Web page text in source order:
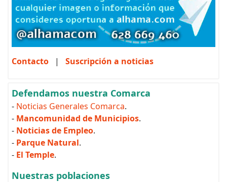
Contacto | Suscripción a noticias
Defendamos nuestra Comarca
- Noticias Generales Comarca.
- Mancomunidad de Municipios.
- Noticias de Empleo.
- Parque Natural.
- El Temple.
Nuestras poblaciones